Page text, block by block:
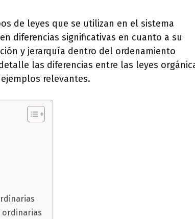
de leyes que se utilizan en el sistema
diferencias significativas en cuanto a su
y jerarquía dentro del ordenamiento
las diferencias entre las leyes
relevantes.
ordinarias